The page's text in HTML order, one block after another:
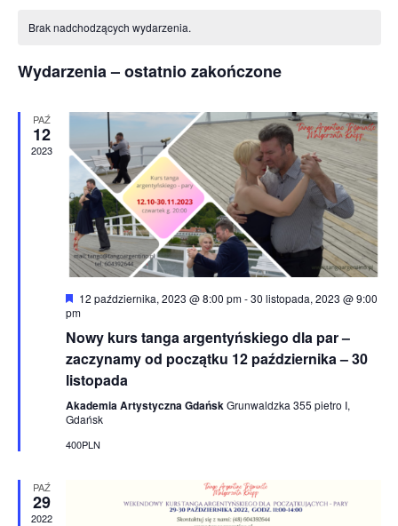
Wydarzenia
Brak nadchodzących wydarzenia.
Wydarzenia – ostatnio zakończone
PAŹ
12
2023
Wyróżnione
12 października, 2023 @ 8:00 pm-30 listopada, 2023 @ 9:00
pm
Nowy kurs tanga argentyńskiego dla par –
zaczynamy od początku 12 października – 30
listopada
Akademia Artystyczna GdańskGrunwaldzka 355 pietro I,
Gdańsk
400PLN
PAŹ
29
2022